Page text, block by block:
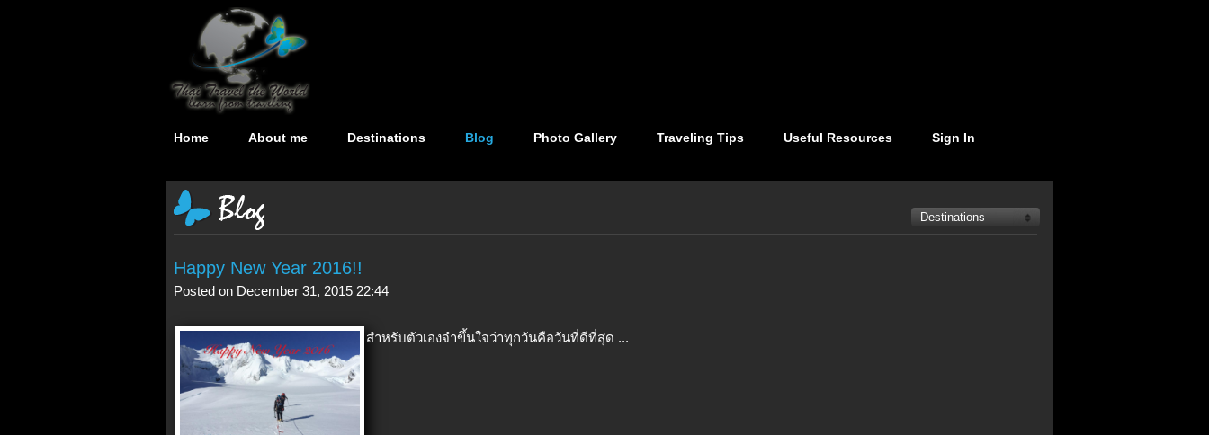
Home About me Destinations Blog Photo Gallery Traveling Tips Useful Resources Sign In
Happy New Year 2016!!
Posted on December 31, 2015 22:44
สำหรับตัวเองจำขึ้นใจว่าทุกวันคือวันที่ดีที่สุด ...